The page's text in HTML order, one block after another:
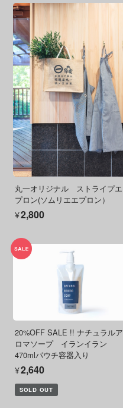
丸一オリジナル ストライプエ
プロン(ソムリエエプロン）
¥2,800
20%OFF SALE !! ナチュラルア
ロマソープ イランイラン
470mlパウチ容器入り
¥2,640
SOLD OUT